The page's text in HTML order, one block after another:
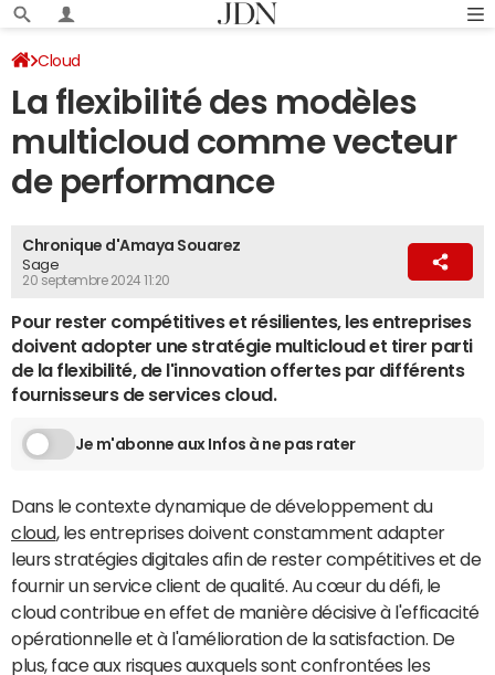
Cloud
La flexibilité des modèles
multicloud comme vecteur
de performance
Chronique d'Amaya Souarez
Sage
20 septembre 2024 11:20
Pour rester compétitives et résilientes, les entreprises
doivent adopter une stratégie multicloud et tirer parti
de la flexibilité, de l'innovation offertes par différents
fournisseurs de services cloud.
Je m'abonne aux Infos à ne pas rater
Dans le contexte dynamique de développement du
cloud, les entreprises doivent constamment adapter
leurs stratégies digitales afin de rester compétitives et de
fournir un service client de qualité. Au cœur du défi, le
cloud contribue en effet de manière décisive à l'efficacité
opérationnelle et à l'amélioration de la satisfaction. De
plus, face aux risques auxquels sont confrontées les